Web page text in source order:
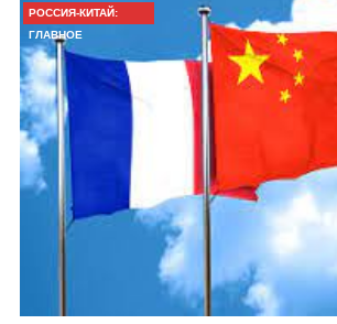
РОССИЯ-КИТАЙ:
ГЛАВНОЕ